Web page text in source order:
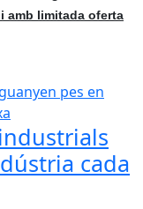
amb limitada oferta
cada